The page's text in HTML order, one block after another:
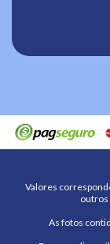
Valores
outros
As fotos